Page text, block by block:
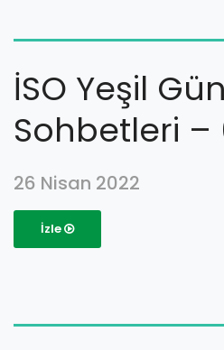
İSO Yeşil
Sohbetleri –
26 Nisan 2022
İzle